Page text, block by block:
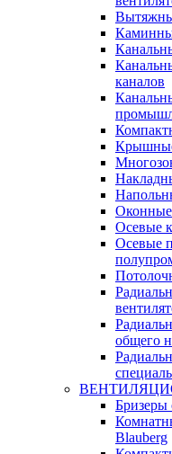
каналов
Оконные
Осевые
Осевые
общего
Бризеры
Blauberg